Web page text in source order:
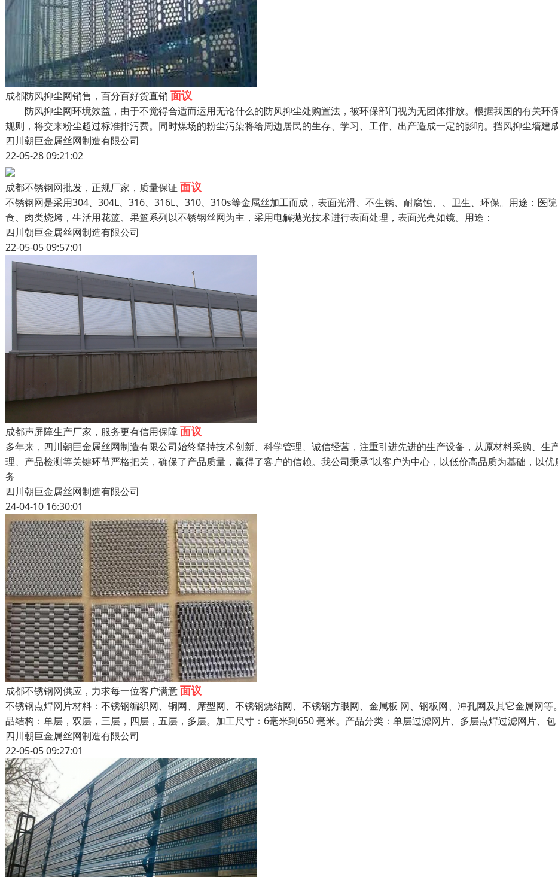
成都防风抑尘网销售，百分百好货直销 面议
防风抑尘网环境效益，由于不觉得合适而运用无论什么的防风抑尘处购置法，被环保部门视为无团体排放。根据我国的有关环
规则，将交来粉尘超过标准排污费。同时煤场的粉尘污染将给周边居民的生存、学习、工作、出产造成一定的影响。挡风抑尘墙建
四川朝巨金属丝网制造有限公司
22-05-28 09:21:02
成都不锈钢网批发，正规厂家，质量保证 面议
不锈钢网是采用304、304L、316、316L、310、310s等金属丝加工而成，表面光滑、不生锈、耐腐蚀、、卫生、环保。用途：医
食、肉类烧烤，生活用花篮、果篮系列以不锈钢丝网为主，采用电解抛光技术进行表面处理，表面光亮如镜。用途：
四川朝巨金属丝网制造有限公司
22-05-05 09:57:01
成都声屏障生产厂家，服务更有信用保障面议
多年来，四川朝巨金属丝网制造有限公司始终坚持技术创新、科学管理、诚信经营，注重引进先进的生产设备，从原材料采购、生
理、产品检测等关键环节严格把关，确保了产品质量，赢得了客户的信赖。我公司秉承“以客户为中心，以低价高品质为基础，以优
务
四川朝巨金属丝网制造有限公司
24-04-10 16:30:01
成都不锈钢网供应，力求每一位客户满意面议
不锈钢点焊网片材料：不锈钢编织网、铜网、席型网、不锈钢烧结网、不锈钢方眼网、金属板 网、钢板网、冲孔网及其它金属网等
品结构：单层，双层，三层，四层，五层，多层。加工尺寸：6毫米到650 毫米。产品分类：单层过滤网片、多层点焊过滤网片、包
四川朝巨金属丝网制造有限公司
22-05-05 09:27:01